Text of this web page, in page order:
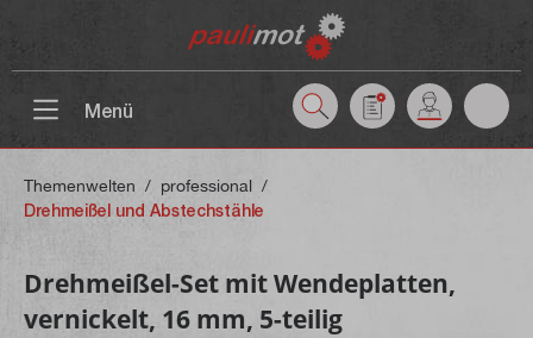
Menü
Themenwelten / professional /
Drehmeißel und Abstechstähle
Drehmeißel-Set mit Wendeplatten,
vernickelt, 16 mm, 5-teilig